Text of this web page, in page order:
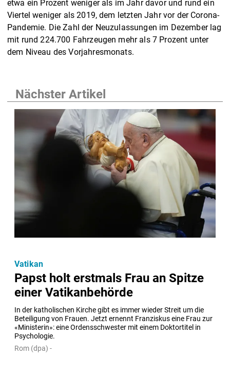
etwa ein Prozent weniger als im Jahr davor und rund ein
Viertel weniger als 2019, dem letzten Jahr vor der Corona-
Pandemie. Die Zahl der Neuzulassungen im Dezember lag
mit rund 224.700 Fahrzeugen mehr als 7 Prozent unter
dem Niveau des Vorjahresmonats.
Nächster Artikel
Papst holt erstmals Frau an Spitze
einer Vatikanbehörde
In der katholischen Kirche gibt es immer wieder Streit um die
Beteiligung von Frauen. Jetzt ernennt Franziskus eine Frau zur
«Ministerin»: eine Ordensschwester mit einem Doktortitel in
Psychologie.
Vatikan
Rom (dpa) -